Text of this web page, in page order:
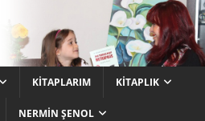
KITAPLARIM KITAPLIK
NERMIN ŞENOL